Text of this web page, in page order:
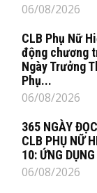
06/08/2026
CLB Phụ Nữ
động chương
Ngày Trưởng
Phụ...
06/08/2026
365 NGÀY
CLB PHỤ NỮ
10: ỨNG
06/08/2026